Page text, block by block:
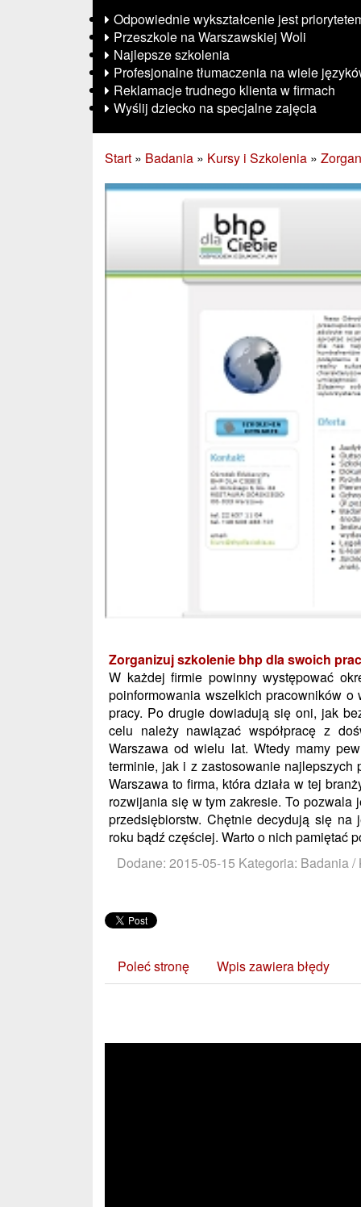
Odpowiednie wykształcenie jest
Przeszkole na Warszawskiej Woli
Najlepsze szkolenia
Profesjonalne tłumaczenia na wiele
Reklamacje trudnego klienta w firmach
Wyślij dziecko na specjalne zajęcia
Start » Badania » Kursy i Szkolenia »
Zorganizuj szkolenie bhp dla swoich
W każdej firmie powinny występować
poinformowania wszelkich pracowników
pracy. Po drugie dowiadują się oni, jak
celu należy nawiązać współpracę z
Warszawa od wielu lat. Wtedy mamy
terminie, jak i z zastosowanie najlepszych
Warszawa to firma, która działa w tej
rozwijania się w tym zakresie. To pozwala
przedsiębiorstw. Chętnie decydują się
roku bądź częściej. Warto o nich pamiętać
Dodane: 2015-05-15 Kategoria: Badania
Poleć stronę Wpis zawiera błędy